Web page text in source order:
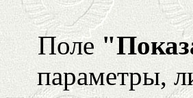
Поле
параметры,